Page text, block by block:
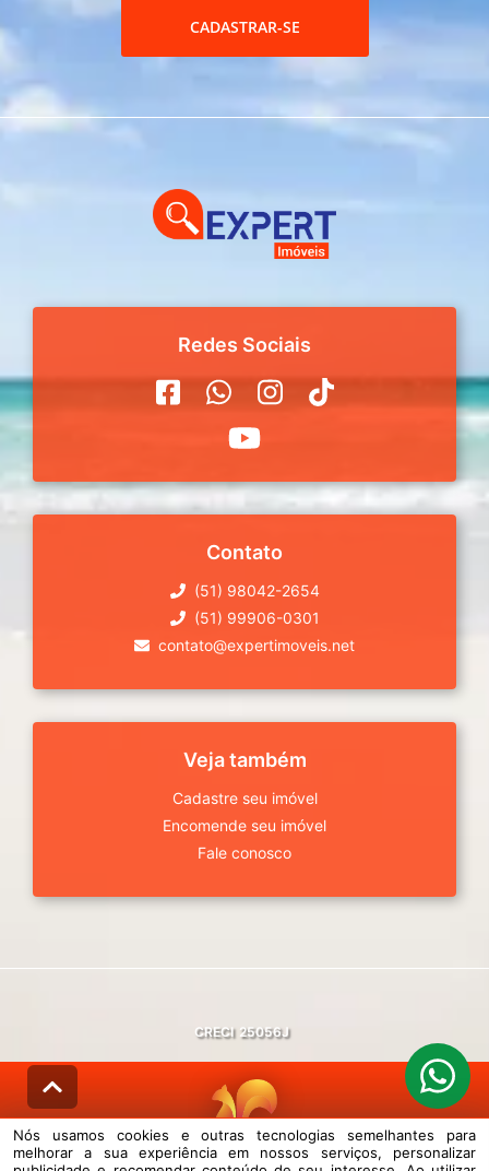
CADASTRAR-SE
Redes Sociais
Contato
(51) 98042-2654
(51) 99906-0301
contato@expertimoveis.net
Veja também
Cadastre seu imóvel
Encomende seu imóvel
Fale conosco
CRECI 25056J
© DESENVOLVIDO PELAAGIL.NET
Nós usamos cookies e outras tecnologias semelhantes para
melhorar a sua experiência em nossos serviços, personalizar